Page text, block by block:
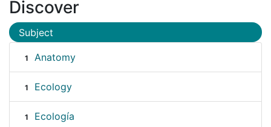
Discover
Subject
1 Anatomy
1 Ecology
1 Ecología